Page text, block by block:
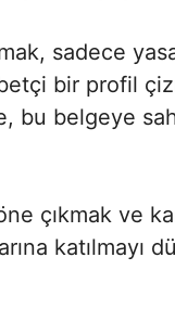
sadece
bir profil
bu belgeye
çıkmak ve
katılmayı